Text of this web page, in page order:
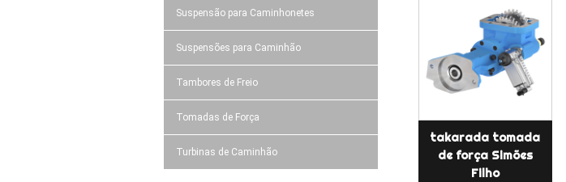
Suspensão para Caminhonetes
Suspensões para Caminhão
Tambores de Freio
Tomadas de Força
Turbinas de Caminhão
takarada tomada
de força Simões
Filho